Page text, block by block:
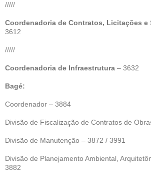
/////
Coordenadoria de Contratos, Licitações e
3612
/////
Coordenadoria de Infraestrutura – 3632
Bagé:
Coordenador – 3884
Divisão de Fiscalização de Contratos de
Divisão de Manutenção – 3872 / 3991
Divisão de Planejamento Ambiental,
3882